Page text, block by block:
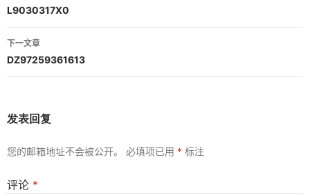
章
导
航
L9030317X0
下一文章
DZ97259361613
发表回复
您的邮箱地址不会被公开。 必填项已用 * 标注
评论 *